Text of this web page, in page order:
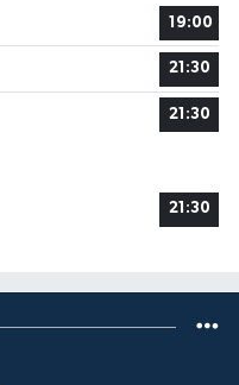
19:00
21:30
21:30
21:30